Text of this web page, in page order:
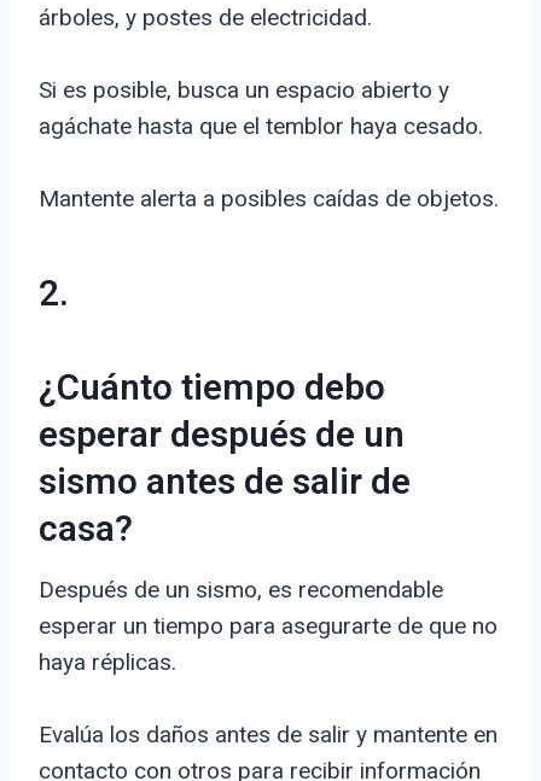
árboles, y postes de electricidad.
Si es posible, busca un espacio abierto y
agáchate hasta que el temblor haya cesado.
Mantente alerta a posibles caídas de objetos.
2.
¿Cuánto tiempo debo
esperar después de un
sismo antes de salir de
casa?
Después de un sismo, es recomendable
esperar un tiempo para asegurarte de que no
haya réplicas.
Evalúa los daños antes de salir y mantente en
contacto con otros para recibir información